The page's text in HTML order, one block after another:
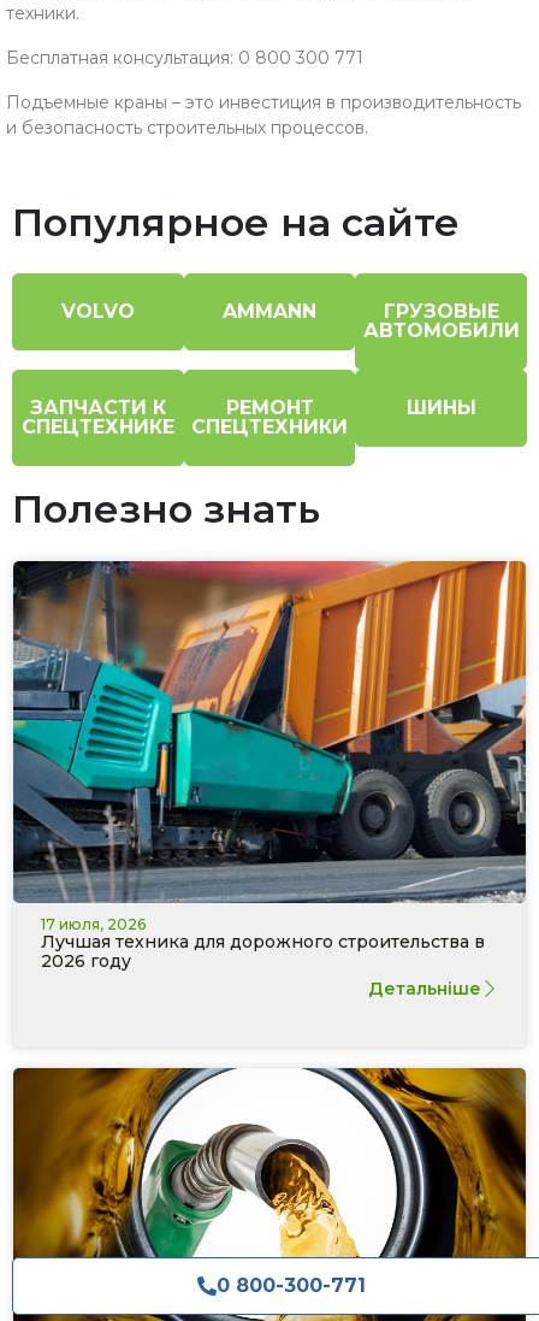
техники.
Бесплатная консультация: 0 800 300 771
Подъемные краны – это инвестиция в производительность
и безопасность строительных процессов.
Популярное на сайте
VOLVO AMMANN
ГРУЗОВЫЕ
АВТОМОБИЛИ
ЗАПЧАСТИ К
СПЕЦТЕХНИКЕ
РЕМОНТ
СПЕЦТЕХНИКИ
ШИНЫ
Полезно знать
17 июля, 2026
Лучшая техника для дорожного строительства в
2026 году
Детальніше
0 800-300-771